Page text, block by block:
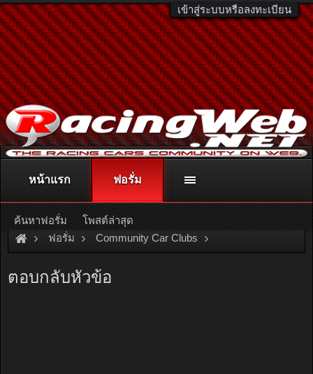
เข้าสู่ระบบหรือลงทะเบียน
ติดต่อลงโฆษณา racingweb@gmail.comหรือโทร. 081-811-1138
หรืออ่านรายละเอียดเพิ่มเติม คลิกที่นี่
ฟอรั่ม Community Car Clubs
ตอบกลับหัวข้อ
หน้าแรก ฟอรั่ม
ค้นหาฟอรั่ม โพสต์ล่าสุด